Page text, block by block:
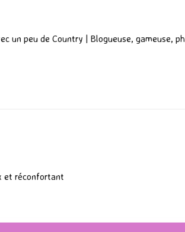
un peu de Country | Blogueuse, gameuse,
et réconfortant